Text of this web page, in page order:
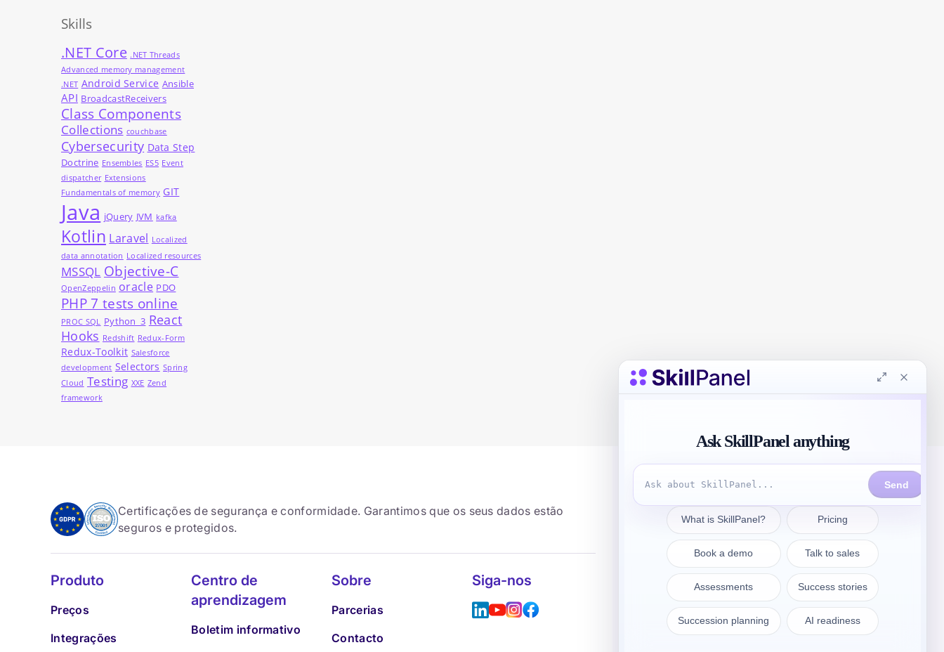
Skills
.NET Core .NET Threads
Advanced memory management
.NET Android Service Ansible
API BroadcastReceivers
Class Components
Collections couchbase
Cybersecurity Data Step
Doctrine Ensembles ES5 Event
dispatcher Extensions
Fundamentals of memory GIT
Java jQuery JVM kafka
Kotlin Laravel Localized
data annotation Localized resources
MSSQL Objective-C
OpenZeppelin oracle PDO
PHP 7 tests online
PROC SQL Python_3 React
Hooks Redshift Redux-Form
Redux-Toolkit Salesforce
development Selectors Spring
Cloud Testing XXE Zend
framework
Certificações de segurança e conformidade. Garantimos que os seus dados estão
seguros e protegidos.
Produto
Preços
Integrações
Centro de
aprendizagem
Boletim informativo
Sobre
Parcerias
Contacto
Siga-nos Entrar em contacto
sales@skillpanel.com
Falar com as vendas: